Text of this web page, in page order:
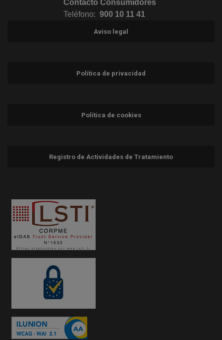
Contacto Consumidores
Teléfono: 900 10 11 41
Aviso legal
Política de privacidad
Política de cookies
Registro de Actividades de Tratamiento